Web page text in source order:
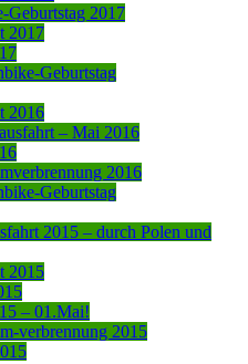
Geburtstag 2017
2017
Geburtstag
2016
– Mai 2016
2016
Geburtstag
2015 – durch Polen und
2015
– 01.Mai!
verbrennung 2015